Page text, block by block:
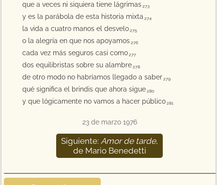
que a veces ni siquiera tiene lágrimas 273
y es la parábola de esta historia mixta 274
la vida a cuatro manos el desvelo 275
o la alegría en que nos apoyamos 276
cada vez más seguros casi como 277
dos equilibristas sobre su alambre 278
de otro modo no habríamos llegado a saber 279
qué significa el brindis que ahora sigue 280
y que lógicamente no vamos a hacer público 281
23 de marzo 1976
Siguiente:Amor de tarde,
de Mario Benedetti